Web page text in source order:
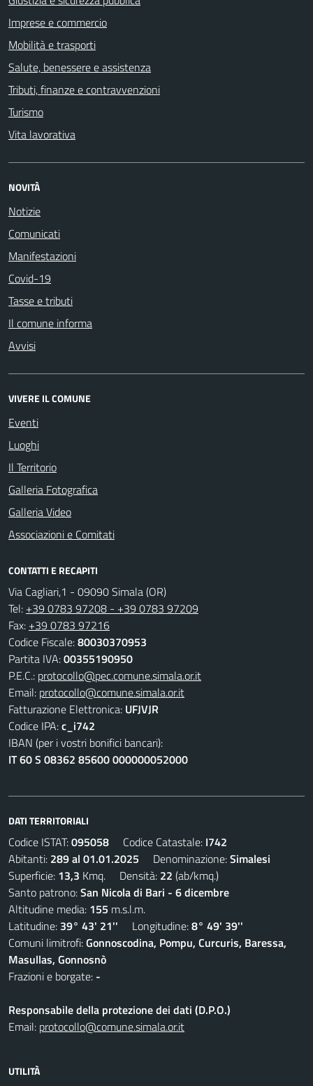
Imprese e commercio
Mobilità e trasporti
Salute, benessere e assistenza
Tributi, finanze e contravvenzioni
Turismo
Vita lavorativa
NOVITÀ
Notizie
Comunicati
Manifestazioni
Covid-19
Tasse e tributi
Il comune informa
Avvisi
VIVERE IL COMUNE
Eventi
Luoghi
Il Territorio
Galleria Fotografica
Galleria Video
Associazioni e Comitati
CONTATTI E RECAPITI
Via Cagliari,1 - 09090 Simala (OR)
Tel: +39 0783 97208 - +39 0783 97209
Fax: +39 0783 97216
Codice Fiscale:80030370953
Partita IVA:00355190950
P.E.C.: protocollo@pec.comune.simala.or.it
Email: protocollo@comune.simala.or.it
Fatturazione Elettronica: UFJVJR
Codice IPA:c_i742
IBAN (per i vostri bonifici bancari):
IT 60 S 08362 85600 000000052000
DATI TERRITORIALI
Codice ISTAT:095058 Codice Catastale: I742
Abitanti: 289 al 01.01.2025 Denominazione:Simalesi
Superficie: 13,3 Kmq. Densità: 22 (ab/kmq.)
Santo patrono:San Nicola di Bari - 6 dicembre
Altitudine media: 155 m.s.l.m.
Latitudine: 39° 43' 21'' Longitudine:8° 49' 39''
Comuni limitrofi:Gonnoscodina, Pompu, Curcuris, Baressa,
Masullas, Gonnosnò
Frazioni e borgate: -
Responsabile della protezione dei dati (D.P.O.)
Email: protocollo@comune.simala.or.it
UTILITÀ